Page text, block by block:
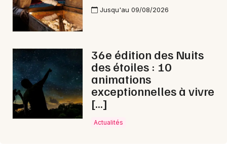
76 - Seine-Maritime
Choisir mes départements
Mon email
Je m'abonne
Jusqu'au 09/08/2026
36e édition des Nuits
des étoiles : 10
animations
exceptionnelles à vivre
[…]
Actualités